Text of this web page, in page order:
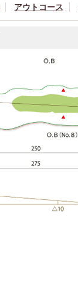
アウトコース